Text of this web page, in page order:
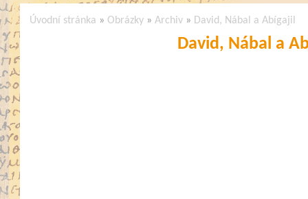
Úvodní stránka » Obrázky »Archiv » David, Nábal a Abígajil
David, Nábal a